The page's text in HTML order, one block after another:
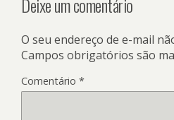
O seu endereço de e-mail
Campos obrigatórios são
Comentário *